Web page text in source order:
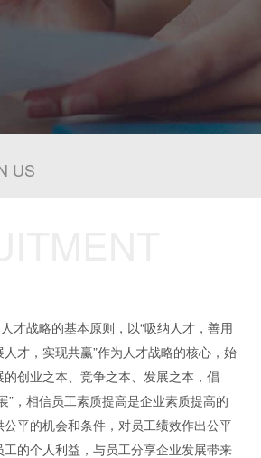
US
才战略的基本原则，以“吸纳人才，善用
才，实现共赢”作为人才战略的核心，始
创业之本、竞争之本、发展之本，倡
”，相信员工素质提高是企业素质提高的
平的机会和条件，对员工绩效作出公平
的个人利益，与员工分享企业发展带来